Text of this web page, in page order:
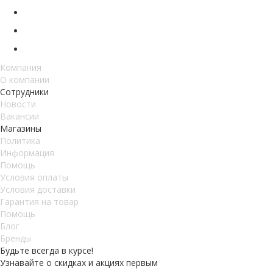
Компания
О компании
Сотрудники
Новости
Вакансии
Магазины
Политика
Информация
Помощь
Условия оплаты
Условия доставки
Гарантия на товар
Помощь
Блог
Бренды
Будьте всегда в курсе!
Узнавайте о скидках и акциях первым